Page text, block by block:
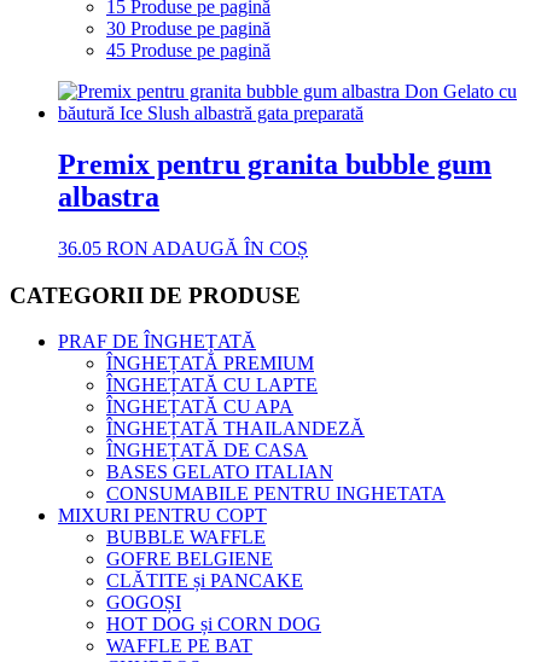
15 Produse pe pagină
30 Produse pe pagină
45 Produse pe pagină
Premix pentru granita bubble gum
albastra
36.05 RON ADAUGĂ ÎN COȘ
CATEGORII DE PRODUSE
PRAF DE ÎNGHEȚATĂ
ÎNGHEȚATĂ PREMIUM
ÎNGHEȚATĂ CU LAPTE
ÎNGHEȚATĂ CU APA
ÎNGHEȚATĂ THAILANDEZĂ
ÎNGHEȚATĂ DE CASA
BASES GELATO ITALIAN
CONSUMABILE PENTRU INGHETATA
MIXURI PENTRU COPT
BUBBLE WAFFLE
GOFRE BELGIENE
CLĂTITE și PANCAKE
GOGOȘI
HOT DOG și CORN DOG
WAFFLE PE BAT